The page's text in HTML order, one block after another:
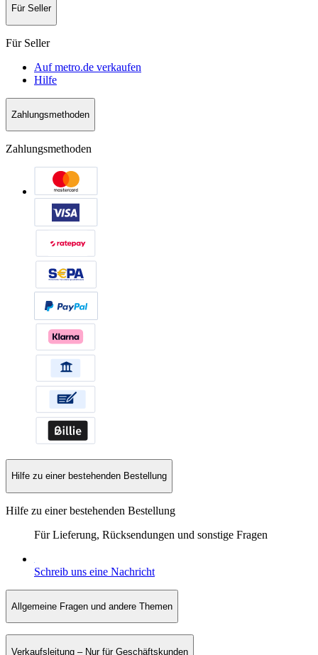
Für Seller
Für Seller
Auf metro.de verkaufen
Hilfe
Zahlungsmethoden
Zahlungsmethoden
Hilfe zu einer bestehenden Bestellung
Hilfe zu einer bestehenden Bestellung
Für Lieferung, Rücksendungen und sonstige Fragen
Schreib uns eine Nachricht
Allgemeine Fragen und andere Themen
Verkaufsleitung – Nur für Geschäftskunden